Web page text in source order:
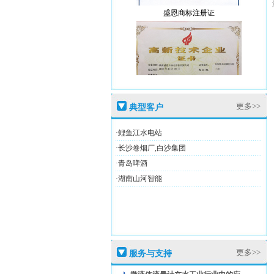
盛恩商标注册证
盛恩商标注册证
典型客户 更多>>
·鲤鱼江水电站
·长沙卷烟厂,白沙集团
·青岛啤酒
·湖南山河智能
服务与支持 更多>>